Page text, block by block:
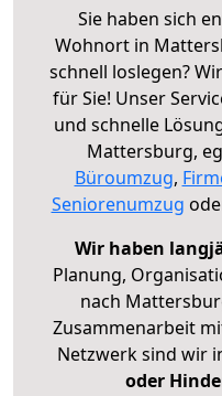
Sie haben sich
Wohnort in
schnell loslegen?
für Sie! Unser
und schnelle
Mattersburg,
Büroumzug,
Seniorenumzug
Wir haben
Planung,
nach
Zusammenarbeit
Netzwerk sind wir
oder